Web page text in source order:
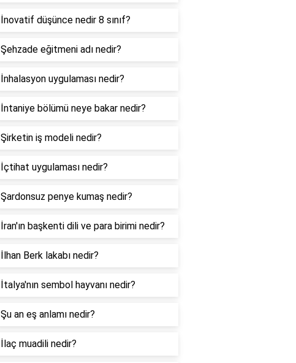
İnovatif düşünce nedir 8 sınıf?
Şehzade eğitmeni adı nedir?
İnhalasyon uygulaması nedir?
İntaniye bölümü neye bakar nedir?
Şirketin iş modeli nedir?
İçtihat uygulaması nedir?
Şardonsuz penye kumaş nedir?
İran'ın başkenti dili ve para birimi nedir?
İlhan Berk lakabı nedir?
İtalya'nın sembol hayvanı nedir?
Şu an eş anlamı nedir?
İlaç muadili nedir?